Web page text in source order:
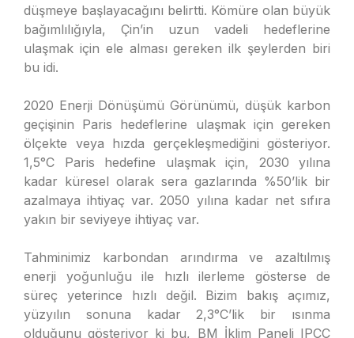
düşmeye başlayacağını belirtti. Kömüre olan büyük
bağımlılığıyla, Çin’in uzun vadeli hedeflerine
ulaşmak için ele alması gereken ilk şeylerden biri
bu idi.
2020 Enerji Dönüşümü Görünümü, düşük karbon
geçişinin Paris hedeflerine ulaşmak için gereken
ölçekte veya hızda gerçekleşmediğini gösteriyor.
1,5°C Paris hedefine ulaşmak için, 2030 yılına
kadar küresel olarak sera gazlarında %50’lik bir
azalmaya ihtiyaç var. 2050 yılına kadar net sıfıra
yakın bir seviyeye ihtiyaç var.
Tahminimiz karbondan arındırma ve azaltılmış
enerji yoğunluğu ile hızlı ilerleme gösterse de
süreç yeterince hızlı değil. Bizim bakış açımız,
yüzyılın sonuna kadar 2,3°C’lik bir ısınma
olduğunu gösteriyor ki bu, BM İklim Paneli IPCC